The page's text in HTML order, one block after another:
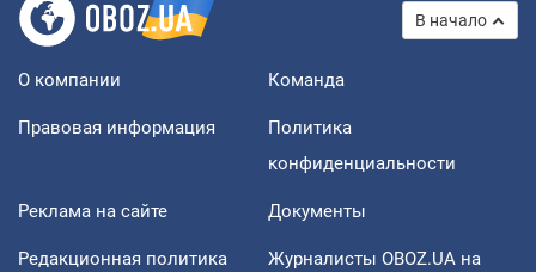
В начало
О компании Команда
Правовая информация
Политика
конфиденциальности
Реклама на сайте Документы
Редакционная политика
Журналисты OBOZ.UA на